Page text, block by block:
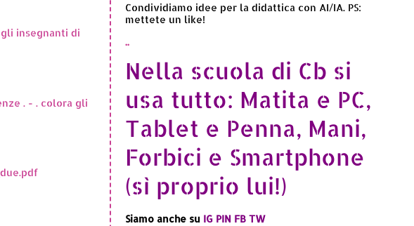
insegnanti di
. - . colora gli
Condividiamo idee per la didattica con AI/IA. PS:
mettete un like!
..
Nella scuola di Cb si
usa tutto: Matita e PC,
Tablet e Penna, Mani,
Forbici e Smartphone
(sì proprio lui!)
Siamo anche su IG PIN FB TW